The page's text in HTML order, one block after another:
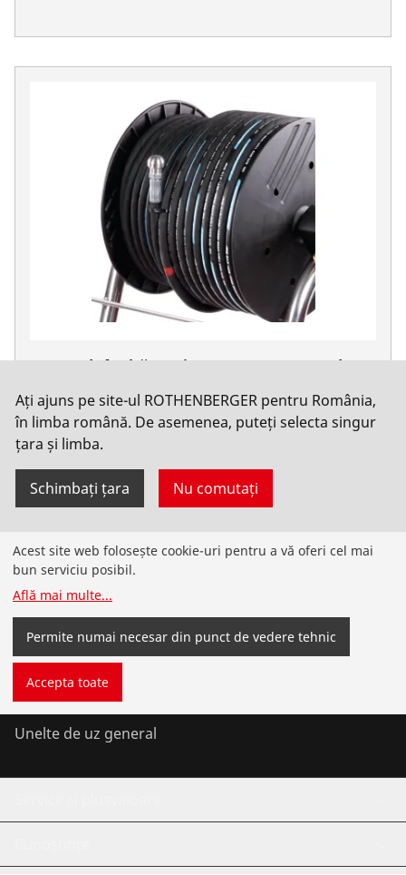
Furtun de înaltă presiune pentru aparate de
Curățător de înaltă presiune - accesorii
Ați ajuns pe site-ul ROTHENBERGER pentru România,
în limba română. De asemenea, puteți selecta singur
țara și limba.
Schimbați țara Nu comutați
Produse
Instalare
Service și întreținere
Aer condiționat și refrigerare
Unelte de uz general
Acest site web folosește cookie-uri pentru a vă oferi cel mai
bun serviciu posibil.
Află mai multe...
Permite numai necesar din punct de vedere tehnic
Accepta toate